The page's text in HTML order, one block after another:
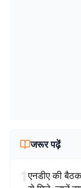
जरूर पढ़ें
1एनडीए की